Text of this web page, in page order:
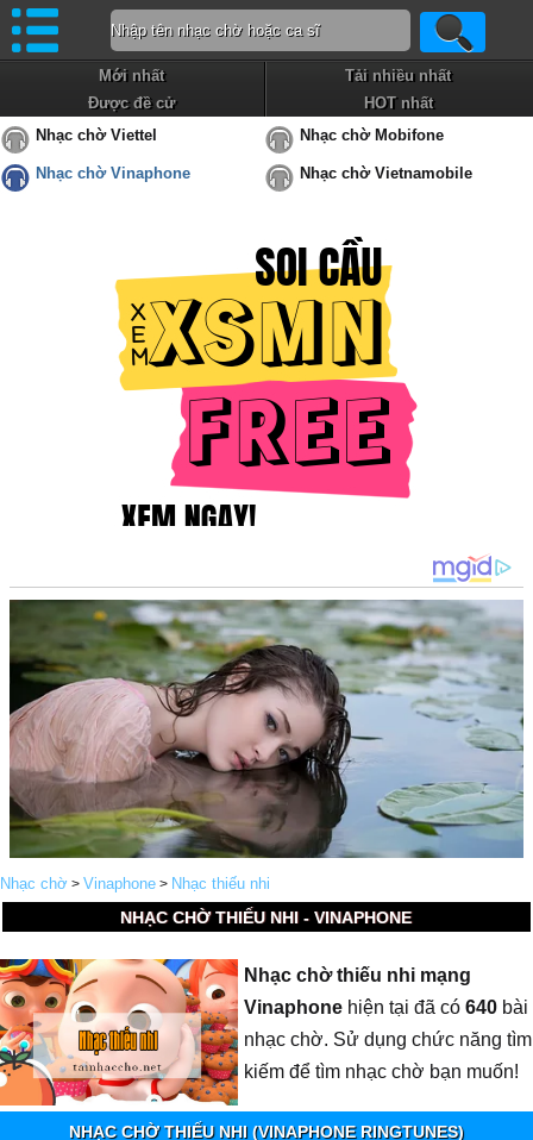
Mới nhất
Tải nhiều nhất
Được đề cử
HOT nhất
Nhạc chờ Viettel
Nhạc chờ Mobifone
Nhạc chờ Vinaphone Nhạc chờ Vietnamobile
Nhạc chờ > Vinaphone > Nhạc thiếu nhi
NHẠC CHỜ THIẾU NHI - VINAPHONE
Nhạc chờ thiếu nhi mạng
Vinaphone hiện tại đã có 640 bài
nhạc chờ. Sử dụng chức năng tìm
kiếm để tìm nhạc chờ bạn muốn!
NHẠC CHỜ THIẾU NHI (VINAPHONE RINGTUNES)